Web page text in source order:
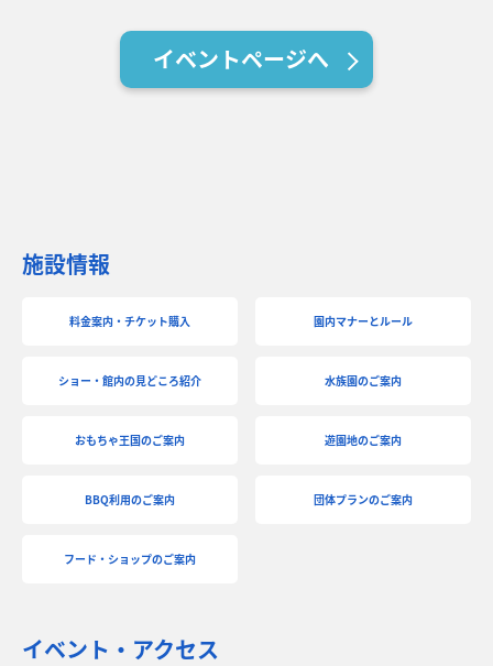
イベントページへ
施設情報
料金案内・チケット購入 園内マナーとルール
ショー・館内の見どころ紹介 水族園のご案内
おもちゃ王国のご案内 遊園地のご案内
BBQ利用のご案内 団体プランのご案内
フード・ショップのご案内
イベント・アクセス